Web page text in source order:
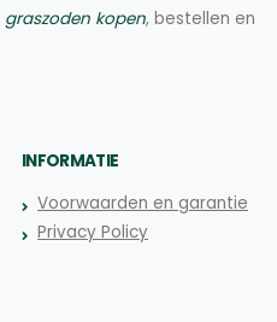
graszoden kopen, bestellen en
INFORMATIE
Voorwaarden en garantie
Privacy Policy